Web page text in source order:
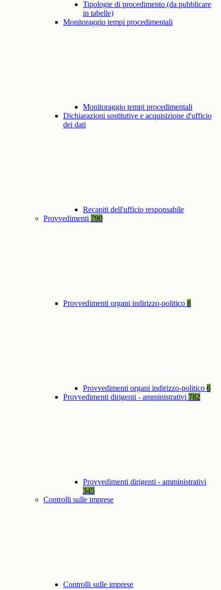
Tipologie di procedimento (da pubblicare
in tabelle)
Monitoraggio tempi procedimentali
Monitoraggio tempi procedimentali
Dichiarazioni sostitutive e acquisizione d'ufficio
dei dati
Recapiti dell'ufficio responsabile
Provvedimenti 790
Provvedimenti organi indirizzo-politico 8
Provvedimenti organi indirizzo-politico 6
Provvedimenti dirigenti - amministrativi 782
Provvedimenti dirigenti - amministrativi
345
Controlli sulle imprese
Controlli sulle imprese